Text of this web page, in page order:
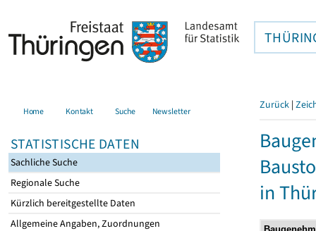
Home Kontakt Suche Newsletter
STATISTISCHE DATEN
Sachliche Suche
Regionale Suche
Kürzlich bereitgestellte Daten
Allgemeine Angaben, Zuordnungen
Zurück |
in